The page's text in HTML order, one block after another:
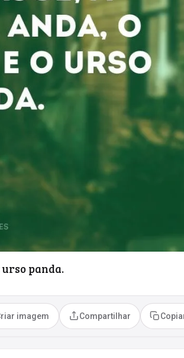
urso panda.
imagem Compartilhar